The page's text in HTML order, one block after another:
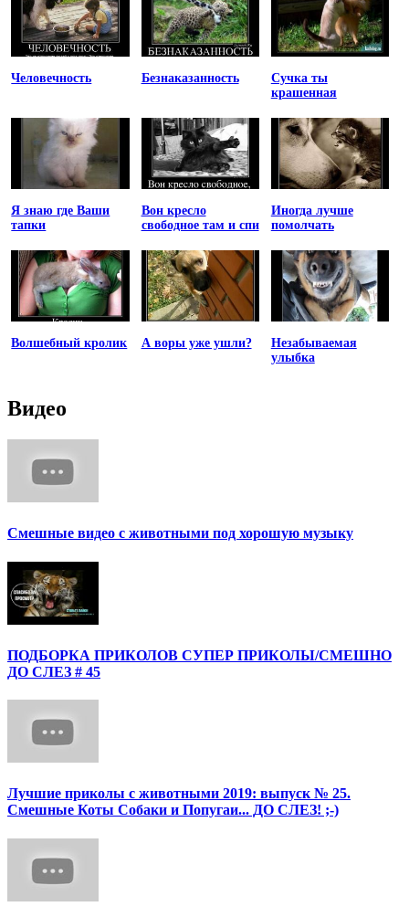
Человечность Безнаказанность
Сучка ты
крашенная
Я знаю где Ваши
тапки
Вон кресло
свободное там и спи
Иногда лучше
помолчать
Волшебный кролик А воры уже ушли?
Незабываемая
улыбка
Видео
Смешные видео с животными под хорошую музыку
ПОДБОРКА ПРИКОЛОВ СУПЕР ПРИКОЛЫ/СМЕШНО
ДО СЛЕЗ # 45
Лучшие приколы с животными 2019: выпуск № 25.
Смешные Коты Собаки и Попугаи... ДО СЛЕЗ! ;-)